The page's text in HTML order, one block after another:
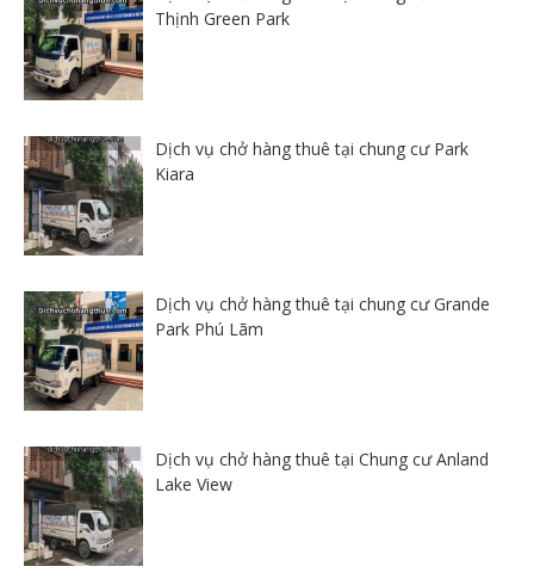
Thịnh Green Park
Dịch vụ chở hàng thuê tại chung cư Park
Kiara
Dịch vụ chở hàng thuê tại chung cư Grande
Park Phú Lãm
Dịch vụ chở hàng thuê tại Chung cư Anland
Lake View